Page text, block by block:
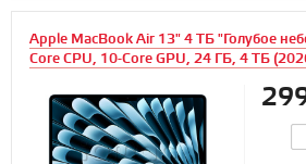
Apple MacBook Air 13" 4 ТБ "Голубое
Core CPU, 10-Core GPU, 24 ГБ, 4 ТБ